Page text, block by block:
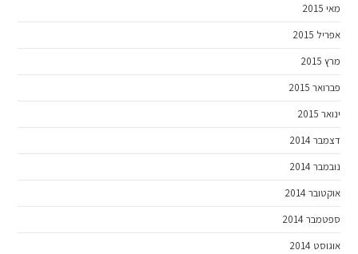
מאי 2015
אפריל 2015
מרץ 2015
פברואר 2015
ינואר 2015
דצמבר 2014
נובמבר 2014
אוקטובר 2014
ספטמבר 2014
אוגוסט 2014